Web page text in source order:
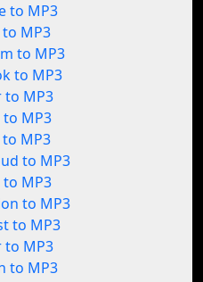
to MP3
MP3
to MP3
to MP3
to MP3
MP3
MP3
to MP3
to MP3
to MP3
to MP3
to MP3
to MP3